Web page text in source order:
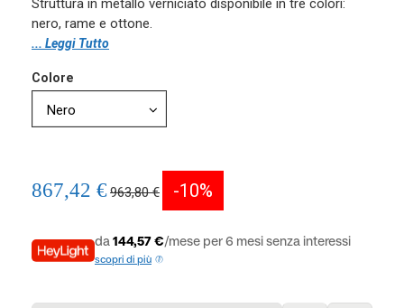
Struttura in metallo verniciato disponibile in tre colori:
nero, rame e ottone.
... Leggi Tutto
Colore
867,42 €963,80 € -10%
da 144,57 €/mese per 6 mesi senza interessi
scopri di più